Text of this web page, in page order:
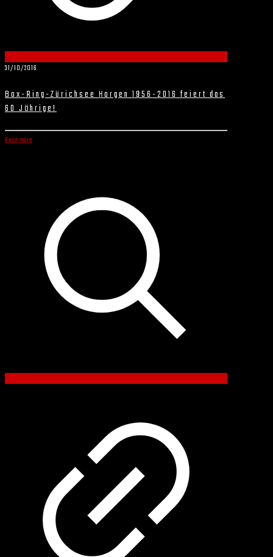
31/10/2016
Box-Ring-Zürichsee Horgen 1956-2016 feiert das
60 Jährige!
Read more